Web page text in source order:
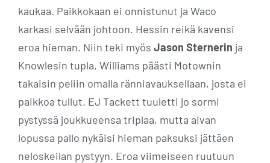
kaukaa. Paikkokaan ei onnistunut ja Waco
karkasi selvään johtoon. Hessin reikä kavensi
eroa hieman. Niin teki myös Jason Sternerin ja
Knowlesin tupla. Williams päästi Motownin
takaisin peliin omalla ränniavauksellaan, josta ei
paikkoa tullut. EJ Tackett tuuletti jo sormi
pystyssä joukkueensa triplaa, mutta aivan
lopussa pallo nykäisi hieman paksuksi jättäen
neloskeilan pystyyn. Eroa viimeiseen ruutuun